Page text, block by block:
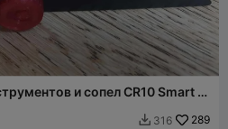
и сопел CR10 Smart и
 316 289